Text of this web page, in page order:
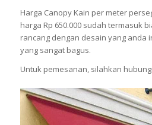
Harga Canopy Kain per meter
harga Rp 650.000 sudah termasuk
rancang dengan desain yang anda
yang sangat bagus.
Untuk pemesanan, silahkan hubungi